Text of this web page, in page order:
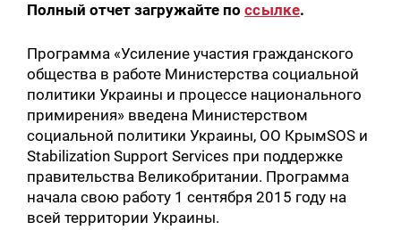
Полный отчет загружайте поссылке.
Программа «Усиление участия гражданского
общества в работе Министерства социальной
политики Украины и процессе национального
примирения» введена Министерством
социальной политики Украины, ОО КрымSOS и
Stabilization Support Services при поддержке
правительства Великобритании. Программа
начала свою работу 1 сентября 2015 году на
всей территории Украины.